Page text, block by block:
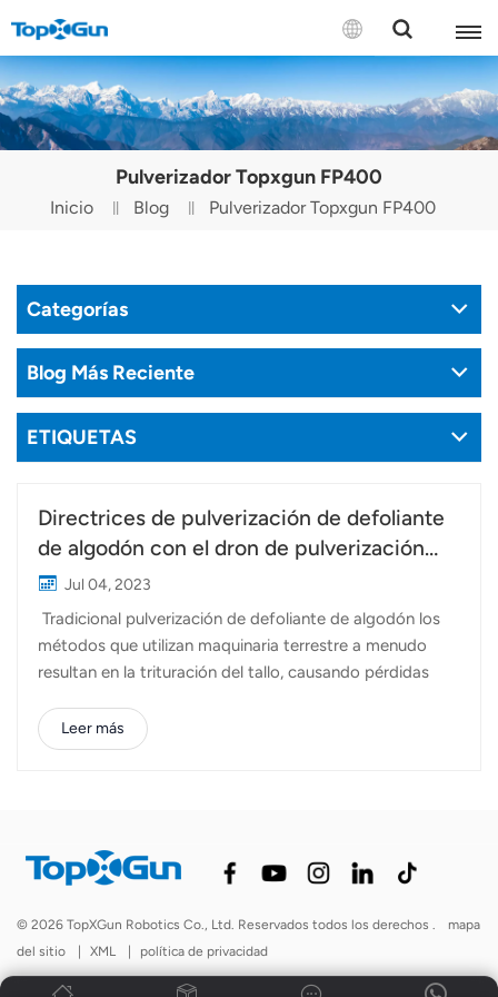
CONTÁCTENOS
English
Español
Português(Portugal)
Português(Brasil)
Türkçe
Pulverizador Topxgun FP400
Inicio Blog Pulverizador Topxgun FP400
Categorías
Blog Más Reciente
ETIQUETAS
Directrices de pulverización de defoliante
de algodón con el dron de pulverización
Topxgun FP400
Jul 04, 2023
Tradicional pulverización de defoliante de algodón los
métodos que utilizan maquinaria terrestre a menudo
resultan en la trituración del tallo, causando pérdidas
de algodón durante todo el año. Sin embargo, el uso de
vehículos aéreos no tripulados (UAV) para la
nominal de 35 litros, lo que mejora significativamente la
eficiencia operativa. Con la ayuda de Topxgun FP400,
métodos tradicionales en un solo día. Entonces, ¿qué
debe tener en cuenta al usar drones para la pulverización
de defoliantes? 1. Preste atención...
Leer más
© 2026 TopXGun Robotics Co., Ltd. Reservados todos los derechos .
mapa
del sitio
| XML | política de privacidad